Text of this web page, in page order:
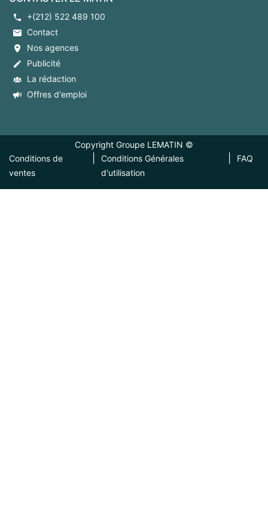
+(212) 522 489 100
Contact
Nos agences
Publicité
La rédaction
Offres d'emploi
Copyright Groupe LEMATIN ©
Conditions de
ventes
Conditions Générales
d'utilisation
FAQ